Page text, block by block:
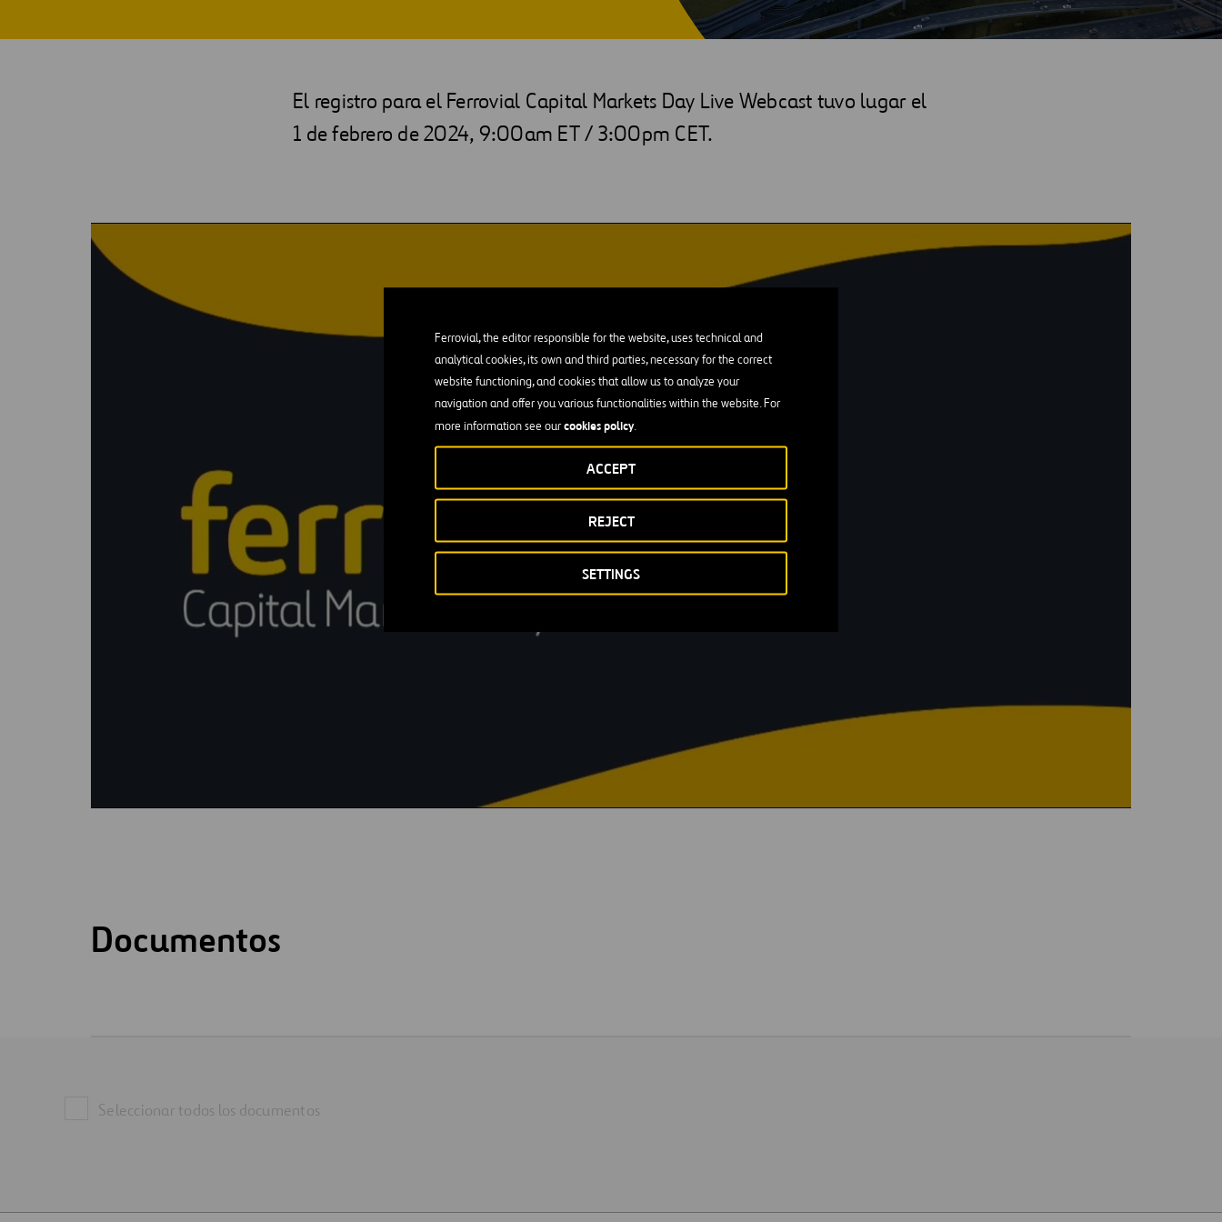
Ferrovial, the editor responsible for the website, uses technical and
analytical cookies, its own and third parties, necessary for the correct
website functioning, and cookies that allow us to analyze your
navigation and offer you various functionalities within the website. For
more information see ourcookies policy.
SETTINGS
REJECT
ACCEPT
Ingeniería
El registro para el Ferrovial Capital Markets Day Live Webcast tuvo lugar el
1 de febrero de 2024, 9:00am ET / 3:00pm CET.
Documentos
Seleccionar todos los documentos